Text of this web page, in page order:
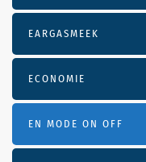
EARGASMEEK
ECONOMIE
EN MODE ON OFF